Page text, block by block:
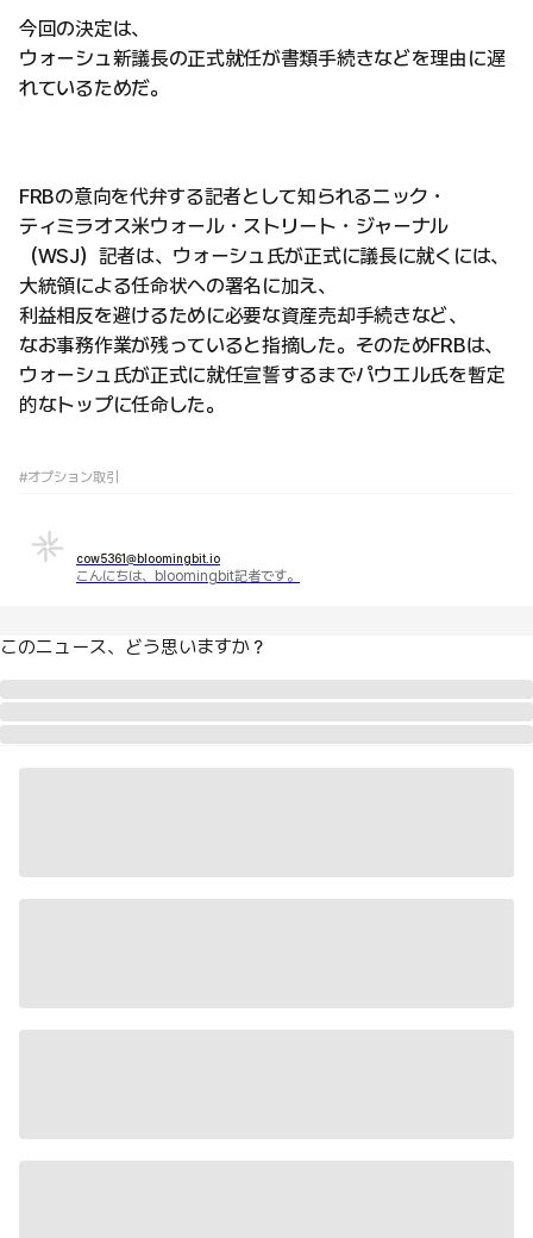
今回の決定は、
ウォーシュ新議長の正式就任が書類手続きなどを理由に遅
れているためだ。
FRBの意向を代弁する記者として知られるニック・
ティミラオス米ウォール・ストリート・ジャーナル
（WSJ）記者は、ウォーシュ氏が正式に議長に就くには、
大統領による任命状への署名に加え、
利益相反を避けるために必要な資産売却手続きなど、
なお事務作業が残っていると指摘した。そのためFRBは、
ウォーシュ氏が正式に就任宣誓するまでパウエル氏を暫定
的なトップに任命した。
#オプション取引
cow5361@bloomingbit.io
こんにちは、bloomingbit記者です。
このニュース、どう思いますか？